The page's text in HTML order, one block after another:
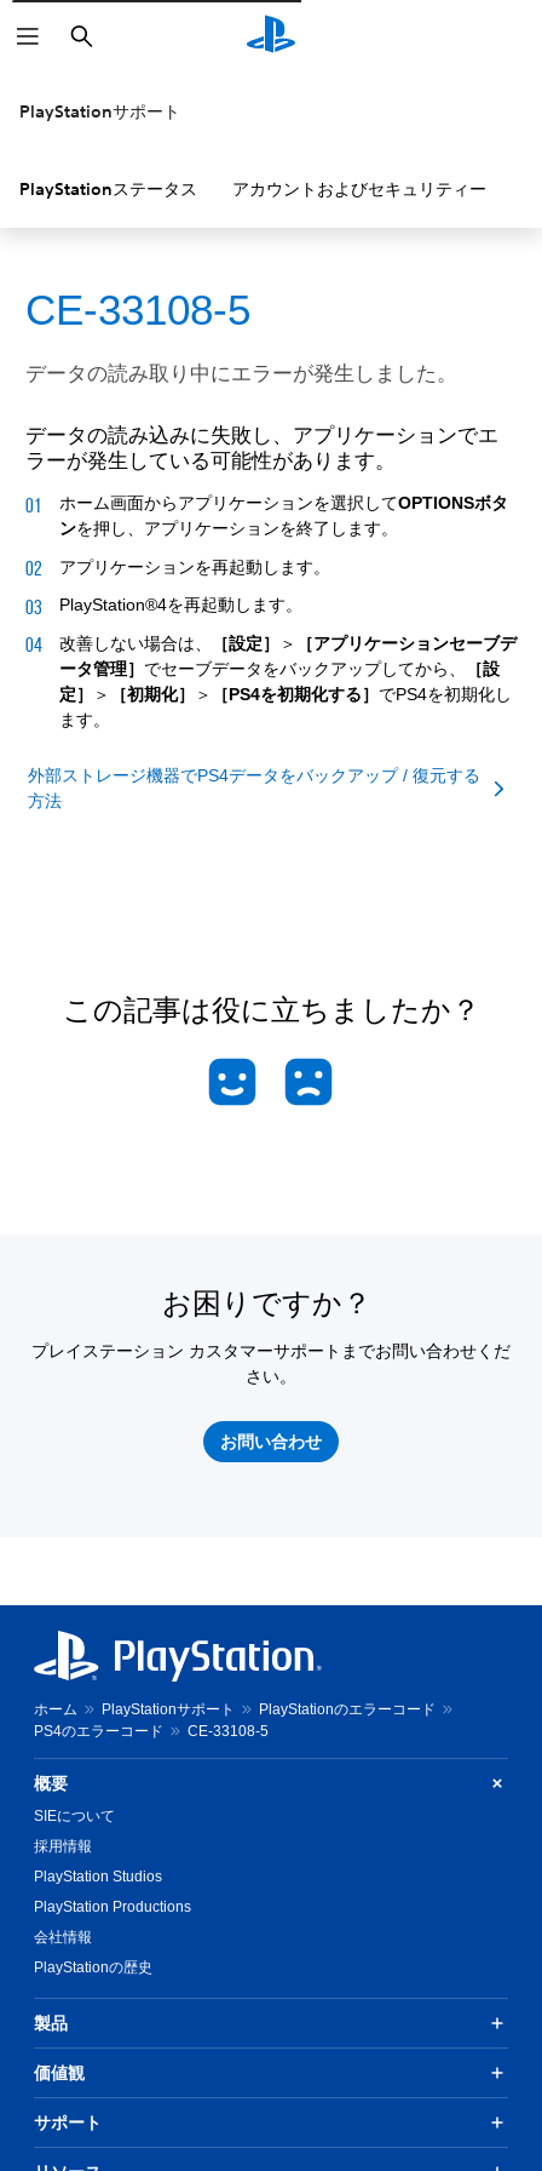
検
索
PlayStationサポート
PlayStationステータス アカウントおよびセキュリティー
CE-33108-5
データの読み取り中にエラーが発生しました。
データの読み込みに失敗し、アプリケーションでエ
ラーが発生している可能性があります。
ホーム画面からアプリケーションを選択してOPTIONSボタ
ンを押し、アプリケーションを終了します。
アプリケーションを再起動します。
PlayStation®4を再起動します。
改善しない場合は、
［設定］ ＞
［アプリケーションセーブデ
ータ管理］ でセーブデータをバックアップしてから、
［設
定］
＞ ［初期化］ ＞ ［PS4を初期化する］ でPS4を初期化し
ます。
外部ストレージ機器でPS4データをバックアップ / 復元する
方法
この記事は役に立ちましたか？
お困りですか？
プレイステーション カスタマーサポートまでお問い合わせくだ
さい。
お問い合わせ
ホーム PlayStationサポート
PlayStationのエラーコード
PS4のエラーコード
CE-33108-5
概要
SIEについて
採用情報
PlayStation Studios
PlayStation Productions
会社情報
PlayStationの歴史
製品
価値観
サポート